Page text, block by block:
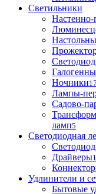
Светильники
Настенно-
Ночники17
Лампы-
Садово-
ламп5
Светодиодная
Драйверы
Удлинители и
Бытовые